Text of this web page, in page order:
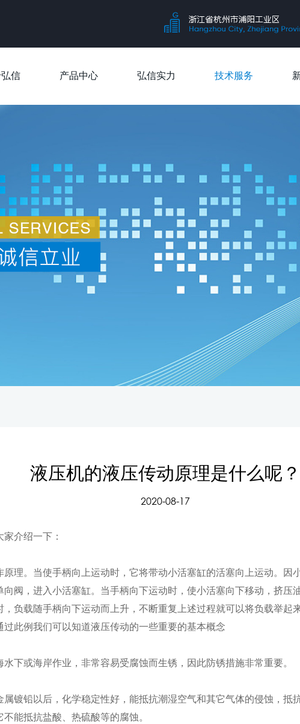
信 产品中心 弘信实力 技术服务
液压机的液压传动原理是什么呢？
2020-08-17
介绍一下：
。当使手柄向上运动时，它将带动小活塞缸的活塞向上运动。因
阀，进入小活塞缸。当手柄向下运动时，使小活塞向下移动，挤
负载随手柄向下运动而上升，不断重复上述过程就可以将负载举
此例我们可以知道液压传动的一些重要的基本概念
或海岸作业，非常容易受腐蚀而生锈，因此防锈措施非常重要。
铅以后，化学稳定性好，能抵抗潮湿空气和其它气体的侵蚀，抵
能抵抗盐酸、热硫酸等的腐蚀。